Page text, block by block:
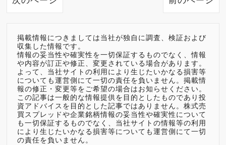
掲載情報につきましては当社が独自に調査、検証および
収集した情報です。
情報の妥当性や確実性を一切保証するものでなく、情報
や内容が訂正や修正、変更されている場合があります。
よって、当社サイトの利用により生じたいかなる損害等
についても運営側にて一切の責任を負いません。掲載情
報の修正・変更等をご希望の場合はお知らせください。
この記事は一般的な情報提供を目的としたものであり投
資アドバイスを目的とした記事ではありません。株式売
買スプレッドや企業銘柄情報の妥当性や確実性について
も一切保証するものでなく、当社サイトの情報等の利用
により生じたいかなる損害等についても運営側にて一切
の責任を負いません。